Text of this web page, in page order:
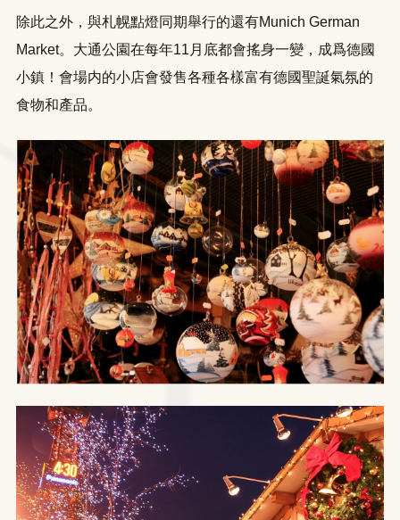
除此之外，與札幌點燈同期舉行的還有Munich German
Market。大通公園在每年11月底都會搖身一變，成爲德國
小鎮！會場内的小店會發售各種各樣富有德國聖誕氣氛的
食物和產品。